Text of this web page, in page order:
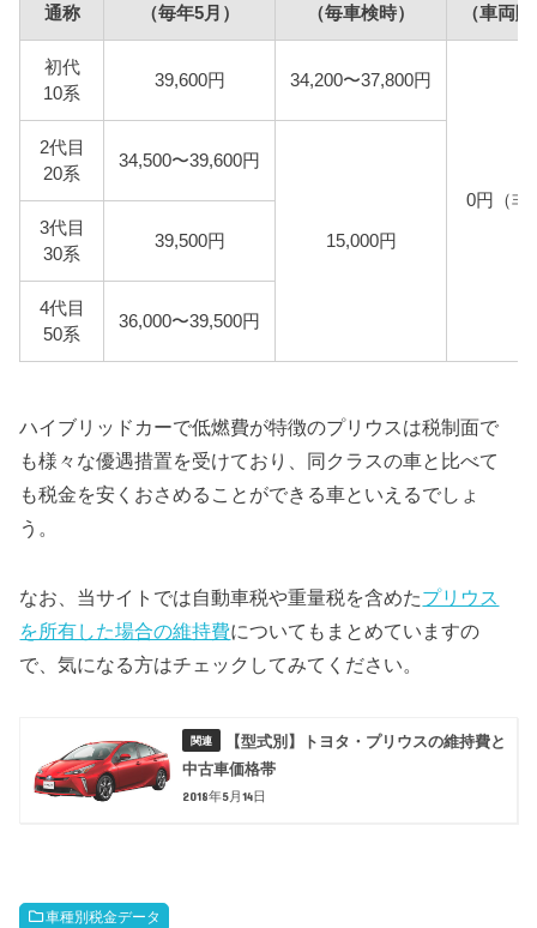
通称
（毎年5月）
（毎車検時）
（車両
初代
10系
39,600円 34,200〜37,800円
0円（非
2代目
20系
34,500〜39,600円
15,000円
3代目
30系
39,500円
4代目
50系
36,000〜39,500円
ハイブリッドカーで低燃費が特徴のプリウスは税制面で
も様々な優遇措置を受けており、同クラスの車と比べて
も税金を安くおさめることができる車といえるでしょ
う。
なお、当サイトでは自動車税や重量税を含めたプリウス
を所有した場合の維持費についてもまとめていますの
で、気になる方はチェックしてみてください。
【型式別】トヨタ・プリウスの維持費と
中古車価格帯
2018年5月14日
車種別税金データ